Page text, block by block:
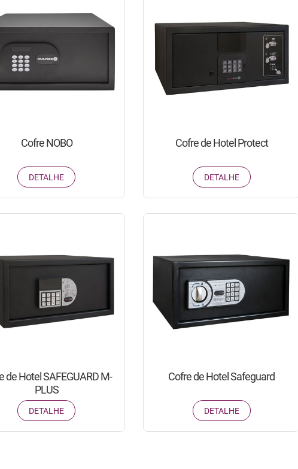
Cofre NOBO
DETALHE
Cofre de Hotel Protect
DETALHE
de Hotel SAFEGUARD M-
PLUS
DETALHE
Cofre de Hotel Safeguard
DETALHE